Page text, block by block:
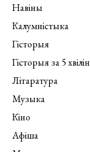
Навіны
Калумністыка
Гісторыя
Гісторыя за 5 хвілін
Літаратура
Музыка
Кіно
Афіша